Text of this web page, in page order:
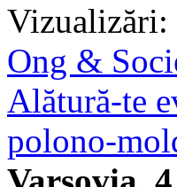
Vizualizări:
Ong &
Alătură-te
polono-